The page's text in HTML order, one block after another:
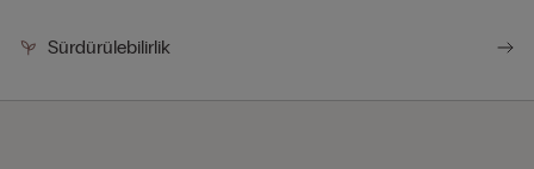
Sürdürülebilirlik